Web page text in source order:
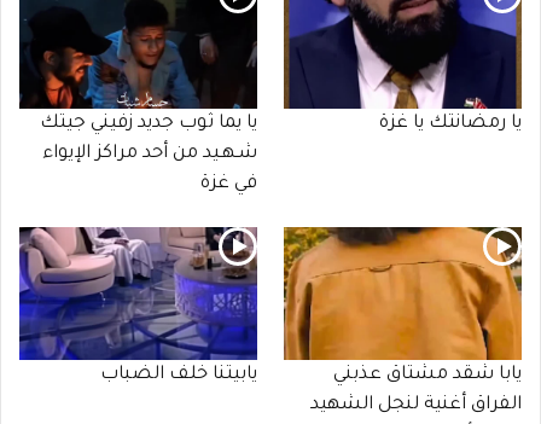
يا رمضانتك يا غزة
يا يما ثوب جديد زفيني جيتك
شـهـيد من أحد مراكز الإيواء
في غزة
يابا شقد مشتاق عذبني
الفراق أغنية لنجل الشهيد
يابيتنا خلف الضباب